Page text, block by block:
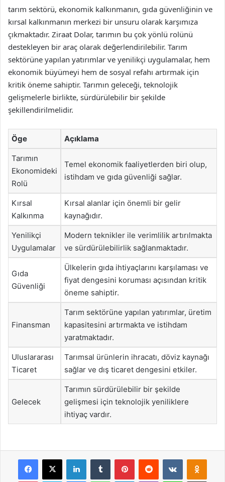
tarım sektörü, ekonomik kalkınmanın, gıda güvenliğinin ve
kırsal kalkınmanın merkezi bir unsuru olarak karşımıza
çıkmaktadır. Ziraat Dolar, tarımın bu çok yönlü rolünü
destekleyen bir araç olarak değerlendirilebilir. Tarım
sektörüne yapılan yatırımlar ve yenilikçi uygulamalar, hem
ekonomik büyümeyi hem de sosyal refahı artırmak için
kritik öneme sahiptir. Tarımın geleceği, teknolojik
gelişmelerle birlikte, sürdürülebilir bir şekilde
şekillendirilmelidir.
Öge Açıklama
Tarımın
Ekonomideki
Rolü
Temel ekonomik faaliyetlerden biri olup,
istihdam ve gıda güvenliği sağlar.
Kırsal
Kalkınma
Kırsal alanlar için önemli bir gelir
kaynağıdır.
Yenilikçi
Uygulamalar
Modern teknikler ile verimlilik artırılmakta
ve sürdürülebilirlik sağlanmaktadır.
Gıda
Güvenliği
Ülkelerin gıda ihtiyaçlarını karşılaması ve
fiyat dengesini koruması açısından kritik
öneme sahiptir.
Finansman
Tarım sektörüne yapılan yatırımlar, üretim
kapasitesini artırmakta ve istihdam
yaratmaktadır.
Uluslararası
Ticaret
Tarımsal ürünlerin ihracatı, döviz kaynağı
sağlar ve dış ticaret dengesini etkiler.
Gelecek
Tarımın sürdürülebilir bir şekilde
gelişmesi için teknolojik yeniliklere
ihtiyaç vardır.
Facebook
X LinkedInTumblr PinterestReddit VKontakte